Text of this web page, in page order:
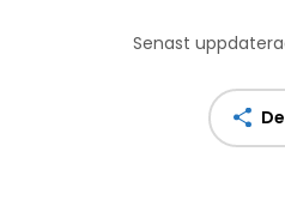
Senast